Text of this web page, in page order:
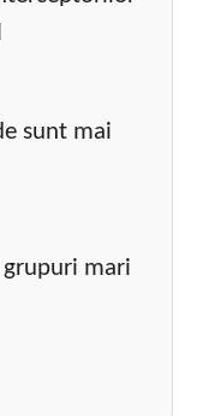
sunt mai
mari